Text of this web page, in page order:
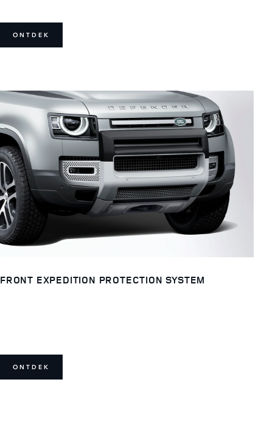
ONTDEK
FRONT EXPEDITION PROTECTION SYSTEM
ONTDEK